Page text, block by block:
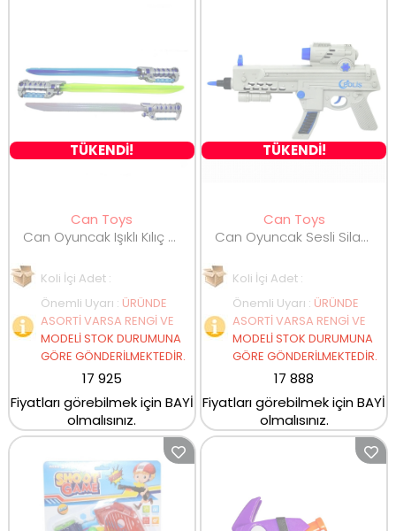
TÜKENDİ!
Can Toys
Can Oyuncak Işıklı Kılıç 925
Koli İçi Adet :
Önemli Uyarı : ÜRÜNDE
ASORTİ VARSA RENGİ VE
MODELİ STOK DURUMUNA
GÖRE GÖNDERİLMEKTEDİR.
17 925
Fiyatları görebilmek için BAYİ
olmalısınız.
TÜKENDİ!
Can Toys
Can Oyuncak Sesli Silah 888
Koli İçi Adet :
Önemli Uyarı : ÜRÜNDE
ASORTİ VARSA RENGİ VE
MODELİ STOK DURUMUNA
GÖRE GÖNDERİLMEKTEDİR.
17 888
Fiyatları görebilmek için BAYİ
olmalısınız.